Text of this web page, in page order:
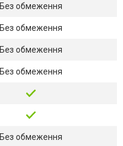
Без обмеження
Без обмеження
Без обмеження
Без обмеження
Без обмеження